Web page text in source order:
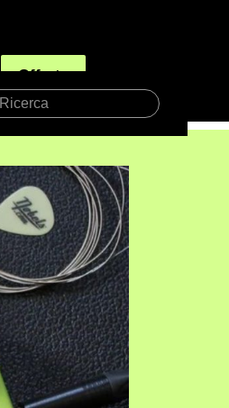
Offerte
Ricerca